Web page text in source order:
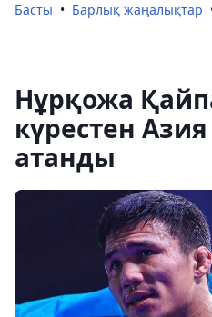
Басты Барлық жаңалықтар
Нұрқожа
күрестен
атанды